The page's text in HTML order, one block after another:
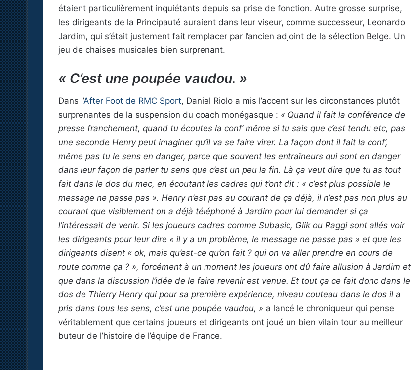
étaient particulièrement inquiétants depuis sa prise de fonction. Autre grosse surprise,
les dirigeants de la Principauté auraient dans leur viseur, comme successeur, Leonardo
Jardim, qui s’était justement fait remplacer par l’ancien adjoint de la sélection Belge. Un
jeu de chaises musicales bien surprenant.
« C’est une poupée vaudou. »
Dans l’After Foot de RMC Sport, Daniel Riolo a mis l’accent sur les circonstances plutôt
surprenantes de la suspension du coach monégasque : « Quand il fait la conférence de
presse franchement, quand tu écoutes la conf’ même si tu sais que c’est tendu etc, pas
une seconde Henry peut imaginer qu’il va se faire virer. La façon dont il fait la conf’,
même pas tu le sens en danger, parce que souvent les entraîneurs qui sont en danger
dans leur façon de parler tu sens que c’est un peu la fin. Là ça veut dire que tu as tout
fait dans le dos du mec, en écoutant les cadres qui t’ont dit : « c’est plus possible le
message ne passe pas ». Henry n’est pas au courant de ça déjà, il n’est pas non plus au
courant que visiblement on a déjà téléphoné à Jardim pour lui demander si ça
l’intéressait de venir. Si les joueurs cadres comme Subasic, Glik ou Raggi sont allés voir
les dirigeants pour leur dire « il y a un problème, le message ne passe pas » et que les
dirigeants disent « ok, mais qu’est-ce qu’on fait ? qui on va aller prendre en cours de
route comme ça ? », forcément à un moment les joueurs ont dû faire allusion à Jardim et
que dans la discussion l’idée de le faire revenir est venue. Et tout ça ce fait donc dans le
dos de Thierry Henry qui pour sa première expérience, niveau couteau dans le dos il a
pris dans tous les sens, c’est une poupée vaudou, » a lancé le chroniqueur qui pense
véritablement que certains joueurs et dirigeants ont joué un bien vilain tour au meilleur
buteur de l’histoire de l’équipe de France.